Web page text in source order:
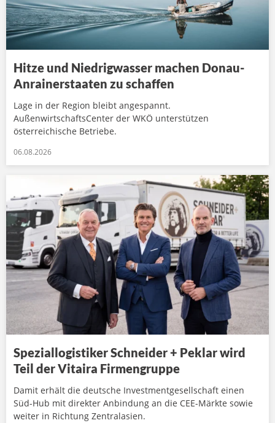
Hitze und Niedrigwasser machen Donau-
Anrainerstaaten zu schaffen
Lage in der Region bleibt angespannt.
AußenwirtschaftsCenter der WKÖ unterstützen
österreichische Betriebe.
06.08.2026
Speziallogistiker Schneider + Peklar wird
Teil der Vitaira Firmengruppe
Damit erhält die deutsche Investmentgesellschaft einen
Süd-Hub mit direkter Anbindung an die CEE-Märkte sowie
weiter in Richtung Zentralasien.